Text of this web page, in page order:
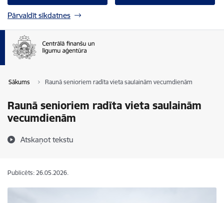
Pārvaldīt sīkdatnes
Sākums Raunā senioriem radīta vieta saulainām vecumdienām
Raunā senioriem radīta vieta saulainām
vecumdienām
Atskaņot tekstu
Publicēts: 26.05.2026.